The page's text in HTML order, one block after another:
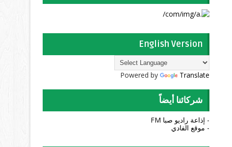
English Version
Powered by Translate
شركائنا أيضاً
- إذاعة راديو صبا FM
- موقع الفادي